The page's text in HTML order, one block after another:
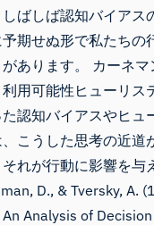
ばしば認知バイアス
期せぬ形で私たちの
あります。 カーネマ
用可能性ヒューリス
認知バイアスやヒュ
こうした思考の近道
れが行動に影響を与
D., & Tversky, A.
Analysis of